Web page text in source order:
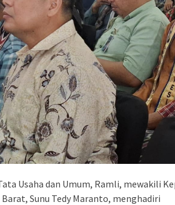
Usaha dan Umum, Ramli, mewakili
Sunu Tedy Maranto, menghadiri